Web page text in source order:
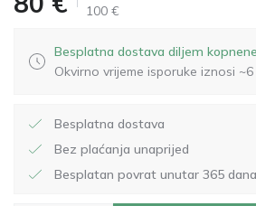
100 €
Besplatna dostava diljem
Okvirno vrijeme isporuke iznosi
Besplatna dostava
Bez plaćanja unaprijed
Besplatan povrat unutar 365 dana